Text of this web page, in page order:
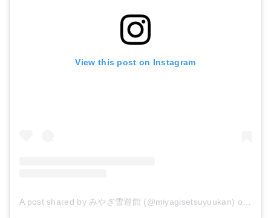
View this post on Instagram
A post shared by みやぎ雪遊館 (@miyagisetsuyuukan) on